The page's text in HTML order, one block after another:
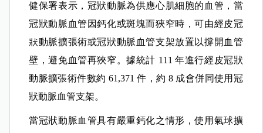
健保署表示，冠狀動脈為供應心肌細胞的血管，當
冠狀動脈血管因鈣化或斑塊而狹窄時，可由經皮冠
狀動脈擴張術或冠狀動脈血管支架放置以撐開血管
壁，避免血管再狹窄。據統計 111 年進行經皮冠狀
動脈擴張術件數約 61,371 件，約 8 成會併同使用冠
狀動脈血管支架。
當冠狀動脈血管具有嚴重鈣化之情形，使用氣球擴